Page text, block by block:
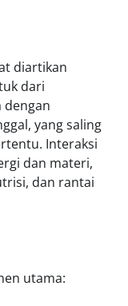
diartikan
dari
dengan
yang saling
Interaksi
dan materi,
dan rantai
utama: